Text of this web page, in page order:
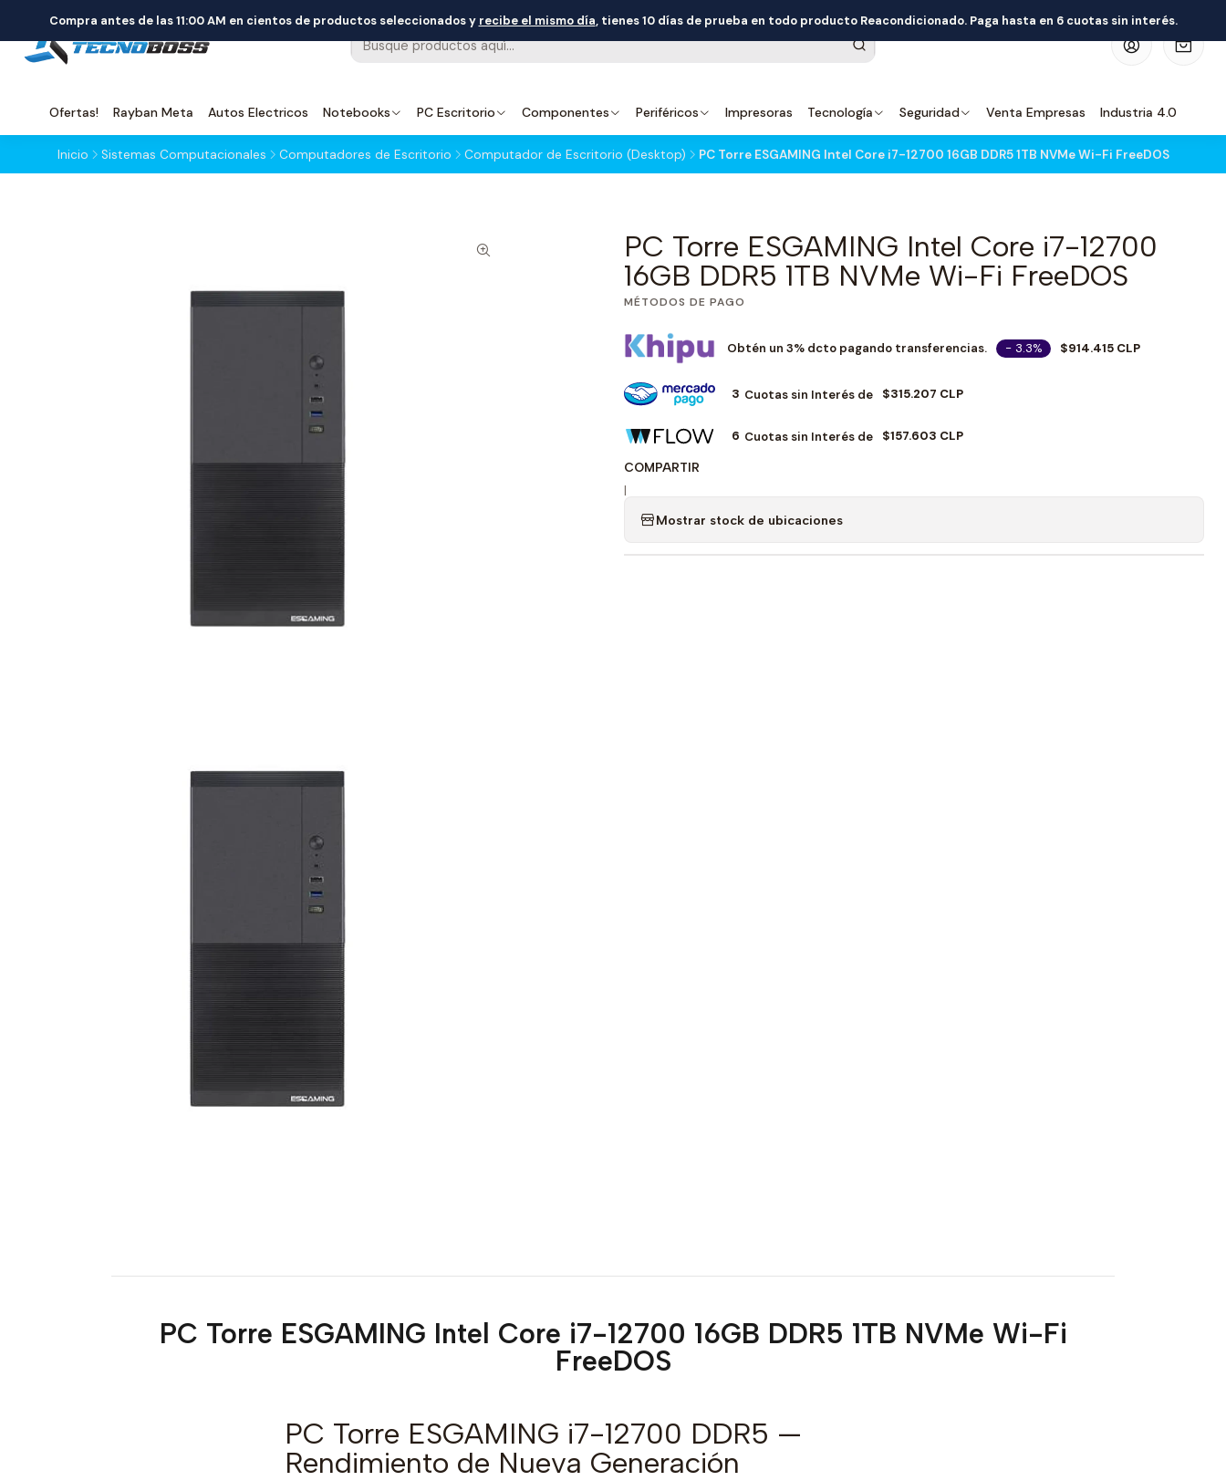
Ofertas! Rayban Meta Autos Electricos Notebooks PC Escritorio Componentes Periféricos Impresoras Tecnología Seguridad Venta Empresas Industria 4.0
Compra antes de las 11:00 AM en cientos de productos seleccionados y recibe el mismo día, tienes 10 días de prueba en todo producto Reacondicionado. Paga hasta en 6 cuotas sin interés.
Inicio Sistemas Computacionales Computadores de Escritorio Computador de Escritorio (Desktop) PC Torre ESGAMING Intel Core i7-12700 16GB DDR5 1TB NVMe Wi-Fi FreeDOS
PC Torre ESGAMING Intel Core i7-12700
16GB DDR5 1TB NVMe Wi-Fi FreeDOS
MÉTODOS DE PAGO
Obtén un 3% dcto pagando transferencias. - 3.3% $914.415 CLP
3 Cuotas sin Interés de $315.207 CLP
6 Cuotas sin Interés de $157.603 CLP
COMPARTIR
|
Mostrar stock de ubicaciones
PC Torre ESGAMING Intel Core i7-12700 16GB DDR5 1TB NVMe Wi-Fi
FreeDOS
PC Torre ESGAMING i7-12700 DDR5 —
Rendimiento de Nueva Generación